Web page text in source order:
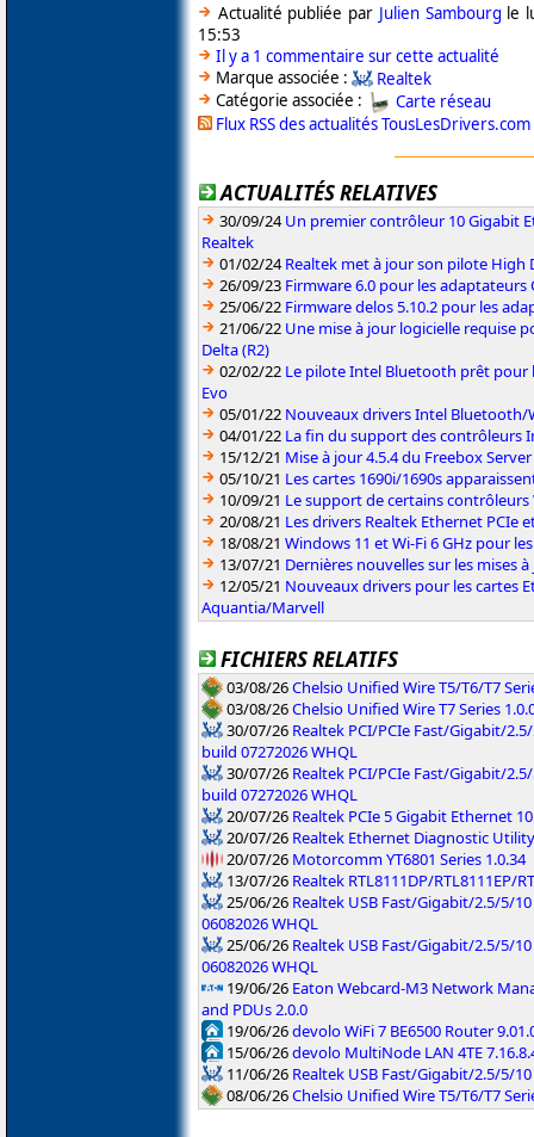
Actualité publiée par Julien Sambourg le
15:53
Il y a 1 commentaire sur cette actualité
Marque associée :
Realtek
Catégorie associée :
Carte réseau
Flux RSS des actualités TousLesDrivers.com
ACTUALITÉS RELATIVES
30/09/24Un premier contrôleur 10 Gigabit
Realtek
01/02/24Realtek met à jour son pilote High
26/09/23 Firmware 6.0 pour les adaptateurs
25/06/22 Firmware delos 5.10.2 pour les
21/06/22 Une mise à jour logicielle requise
Delta (R2)
02/02/22 Le pilote Intel Bluetooth prêt pour
Evo
05/01/22 Nouveaux drivers Intel Bluetooth/
04/01/22 La fin du support des contrôleurs
15/12/21 Mise à jour 4.5.4 du Freebox Server
05/10/21 Les cartes 1690i/1690s
10/09/21 Le support de certains contrôleurs
20/08/21 Les drivers Realtek Ethernet PCIe
18/08/21 Windows 11 et Wi-Fi 6 GHz pour
13/07/21 Dernières nouvelles sur les mises
12/05/21 Nouveaux drivers pour les cartes
Aquantia/Marvell
FICHIERS RELATIFS
03/08/26Chelsio Unified Wire T5/T6/T7
03/08/26Chelsio Unified Wire T7 Series
30/07/26 Realtek PCI/PCIe Fast/Gigabit/
build 07272026 WHQL
30/07/26 Realtek PCI/PCIe Fast/Gigabit/
build 07272026 WHQL
20/07/26 Realtek PCIe 5 Gigabit Ethernet
20/07/26 Realtek Ethernet Diagnostic
20/07/26 Motorcomm YT6801 Series 1.0.34
13/07/26 Realtek RTL8111DP/RTL8111EP/
25/06/26 Realtek USB Fast/Gigabit/2.5/5/
06082026 WHQL
25/06/26 Realtek USB Fast/Gigabit/2.5/5/
06082026 WHQL
19/06/26 Eaton Webcard-M3 Network
and PDUs 2.0.0
19/06/26devolo WiFi 7 BE6500 Router
15/06/26devolo MultiNode LAN 4TE
11/06/26 Realtek USB Fast/Gigabit/2.5/5/
08/06/26Chelsio Unified Wire T5/T6/T7